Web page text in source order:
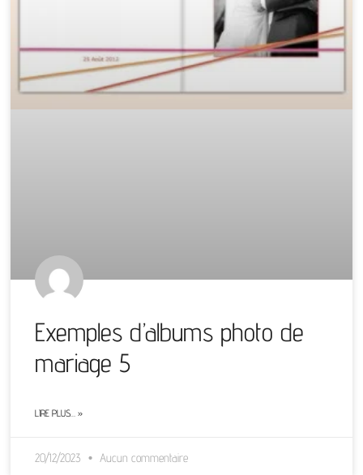
Exemples d’albums photo de
mariage 5
LIRE PLUS… »
20/12/2023 Aucun commentaire